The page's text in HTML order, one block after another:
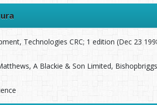
Technologies CRC; 1 edition (Dec 23
A Blackie & Son Limited,